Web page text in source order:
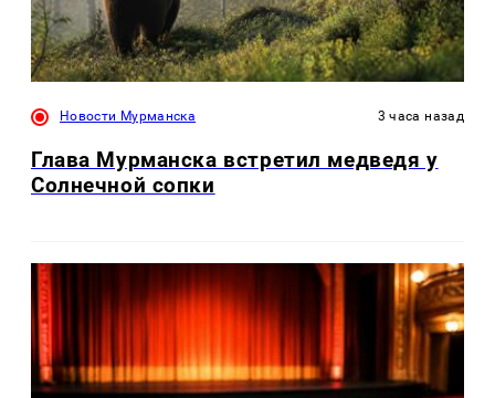
Новости Мурманска 3 часа назад
Глава Мурманска встретил медведя у
Солнечной сопки